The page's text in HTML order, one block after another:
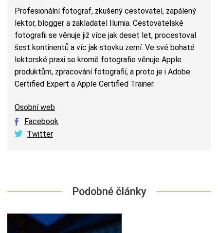
Profesionální fotograf, zkušený cestovatel, zapálený
lektor, blogger a zakladatel Ilumia. Cestovatelské
fotografii se věnuje již více jak deset let, procestoval
šest kontinentů a víc jak stovku zemí. Ve své bohaté
lektorské praxi se kromě fotografie věnuje Apple
produktům, zpracování fotografií, a proto je i Adobe
Certified Expert a Apple Certified Trainer.
Osobní web
Facebook
Twitter
Podobné články